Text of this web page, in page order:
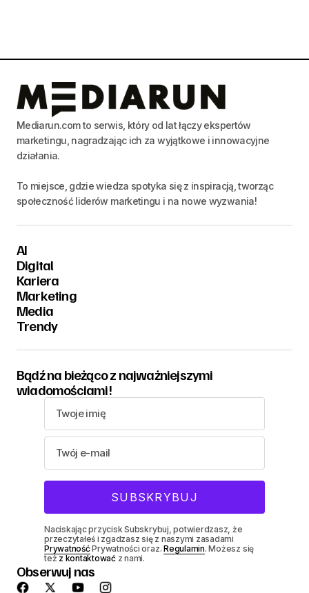
Mediarun.com to serwis, który od lat łączy ekspertów
marketingu, nagradzając ich za wyjątkowe i innowacyjne
działania.
To miejsce, gdzie wiedza spotyka się z inspiracją, tworząc
społeczność liderów marketingu i na nowe wyzwania!
AI
Digital
Kariera
Marketing
Media
Trendy
Bądź na bieżąco z najważniejszymi
wiadomościami!
Naciskając przycisk Subskrybuj, potwierdzasz, że
przeczytałeś i zgadzasz się z naszymi zasadami
PrywatnośćPrywatności oraz.Regulamin. Możesz się
też z kontaktowaćz nami.
Obserwuj nas